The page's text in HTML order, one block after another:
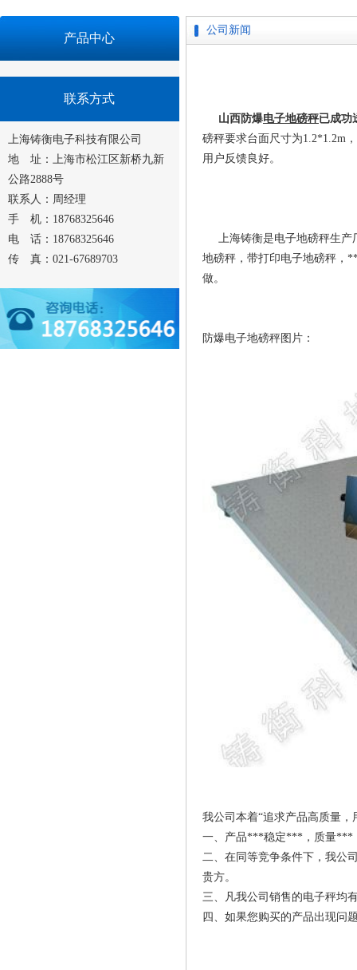
产品中心
联系方式
上海铸衡电子科技有限公司
地 址：上海市松江区新桥九新
公路2888号
联系人：周经理
手 机：18768325646
电 话：18768325646
传 真：021-67689703
公司新闻
山西防爆电子地磅秤已成功
磅秤要求台面尺寸为1.2*1.2m
用户反馈良好。
上海铸衡是电子地磅秤生产
地磅秤，带打印电子地磅秤，
做。
防爆电子地磅秤图片：
我公司本着“追求产品高质量
一、产品***稳定***，质量***
二、在同等竞争条件下，我公
贵方。
三、凡我公司销售的电子秤均
四、如果您购买的产品出现问